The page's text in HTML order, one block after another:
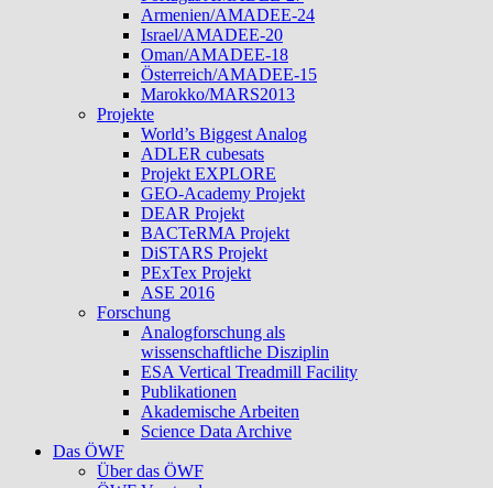
Armenien/AMADEE-24
Israel/AMADEE-20
Oman/AMADEE-18
Österreich/AMADEE-15
Marokko/MARS2013
Projekte
World’s Biggest Analog
ADLER cubesats
Projekt EXPLORE
GEO-Academy Projekt
DEAR Projekt
BACTeRMA Projekt
DiSTARS Projekt
PExTex Projekt
ASE 2016
Forschung
Analogforschung als
wissenschaftliche Disziplin
ESA Vertical Treadmill Facility
Publikationen
Akademische Arbeiten
Science Data Archive
Das ÖWF
Über das ÖWF